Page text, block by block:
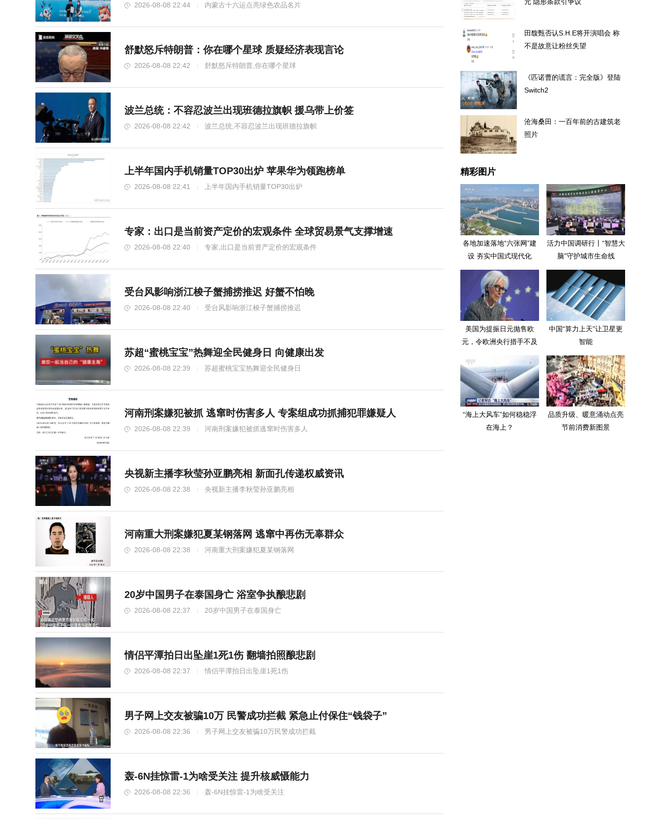
2026-08-08 22:44 内蒙古十六运点亮绿色农品名片
舒默怒斥特朗普：你在哪个星球 质疑经济表现言论
2026-08-08 22:42 舒默怒斥特朗普,你在哪个星球
波兰总统：不容忍波兰出现班德拉旗帜 援乌带上价签
2026-08-08 22:42 波兰总统,不容忍波兰出现班德拉旗帜
上半年国内手机销量TOP30出炉 苹果华为领跑榜单
2026-08-08 22:41 上半年国内手机销量TOP30出炉
专家：出口是当前资产定价的宏观条件 全球贸易景气支撑增速
2026-08-08 22:40 专家,出口是当前资产定价的宏观条件
受台风影响浙江梭子蟹捕捞推迟 好蟹不怕晚
2026-08-08 22:40 受台风影响浙江梭子蟹捕捞推迟
苏超“蜜桃宝宝”热舞迎全民健身日 向健康出发
2026-08-08 22:39 苏超蜜桃宝宝热舞迎全民健身日
河南刑案嫌犯被抓 逃窜时伤害多人 专案组成功抓捕犯罪嫌疑人
2026-08-08 22:39 河南刑案嫌犯被抓逃窜时伤害多人
央视新主播李秋莹孙亚鹏亮相 新面孔传递权威资讯
2026-08-08 22:38 央视新主播李秋莹孙亚鹏亮相
河南重大刑案嫌犯夏某钢落网 逃窜中再伤无辜群众
2026-08-08 22:38 河南重大刑案嫌犯夏某钢落网
20岁中国男子在泰国身亡 浴室争执酿悲剧
2026-08-08 22:37 20岁中国男子在泰国身亡
情侣平潭拍日出坠崖1死1伤 翻墙拍照酿悲剧
2026-08-08 22:37 情侣平潭拍日出坠崖1死1伤
男子网上交友被骗10万 民警成功拦截 紧急止付保住“钱袋子”
2026-08-08 22:36 男子网上交友被骗10万民警成功拦截
轰-6N挂惊雷-1为啥受关注 提升核威慑能力
2026-08-08 22:36 轰-6N挂惊雷-1为啥受关注
田馥甄否认S.H.E将开演唱会 称
不是故意让粉丝失望
《匹诺曹的谎言：完全版》登陆
Switch2
沧海桑田：一百年前的古建筑老
照片
精彩图片
各地加速落地“六张网”建
设 夯实中国式现代化
活力中国调研行丨“智慧大
脑”守护城市生命线
美国为提振日元抛售欧
元，令欧洲央行措手不及
中国“算力上天”让卫星更
智能
“海上大风车”如何稳稳浮
在海上？
品质升级、暖意涌动点亮
节前消费新图景